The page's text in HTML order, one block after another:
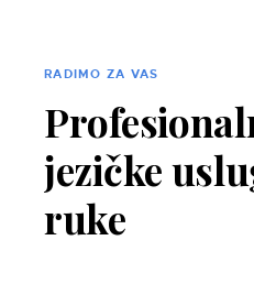
RADIMO ZA VAS
jezičke
ruke